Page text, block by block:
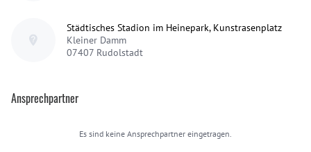
Städtisches Stadion im Heinepark, Kunstrasenplatz
Kleiner Damm
07407 Rudolstadt
Ansprechpartner
Es sind keine Ansprechpartner eingetragen.